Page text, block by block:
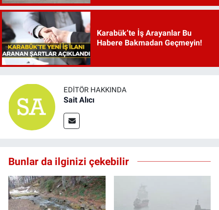
Karabük’te İş Arayanlar Bu
Habere Bakmadan Geçmeyin!
EDITÖR HAKKINDA
Sait Alıcı
Bunlar da ilginizi çekebilir